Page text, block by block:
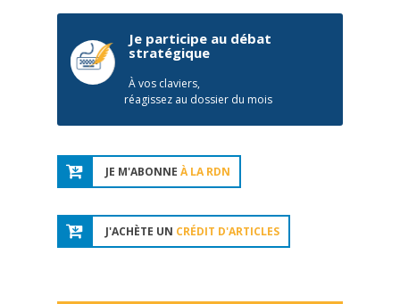
Je participe au débat
stratégique
À vos claviers,
réagissez au dossier du mois
JE M'ABONNE À LA RDN
J'ACHÈTE UN CRÉDIT D'ARTICLES